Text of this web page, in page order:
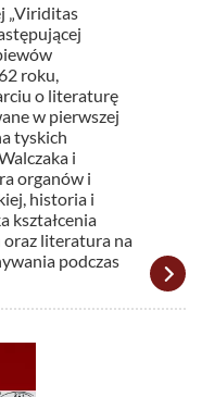
„Viriditas
roku,
o literaturę
w pierwszej
tyskich
i
organów i
historia i
kształcenia
oraz literatura na
podczas